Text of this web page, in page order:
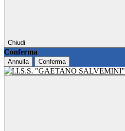
Chiudi
Conferma
Annulla Conferma